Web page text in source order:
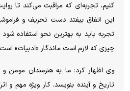
کنیم، تجربه‌ای که مراقبت می‌کند تا
این اتفاق بیفتد دست تحریف و
تجربه باید به بهترین نحو استفاده
چیزی که لازم است ماندگار «ادبیات»
وی اظهار کرد: ما به هنرمندان مومن و
تاریخ و آینده بنویسد. کار ویژه مهم و